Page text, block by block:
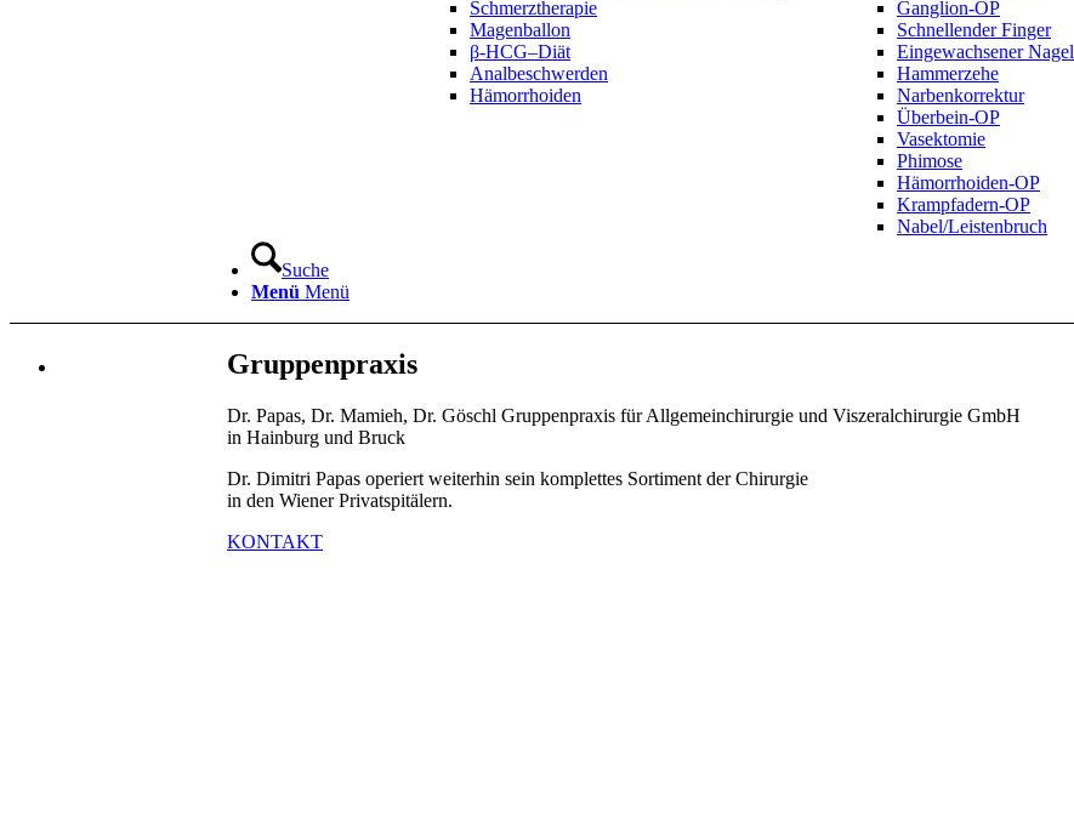
Schmerztherapie
Magenballon
β-HCG–Diät
Analbeschwerden
Hämorrhoiden
Ganglion-OP
Schnellender Finger
Eingewachsener Nagel
Hammerzehe
Narbenkorrektur
Überbein-OP
Vasektomie
Phimose
Hämorrhoiden-OP
Krampfadern-OP
Nabel/Leistenbruch
Suche
Menü Menü
Gruppenpraxis
Dr. Papas, Dr. Mamieh, Dr. Göschl Gruppenpraxis für Allgemeinchirurgie und Viszeralchirurgie GmbH
in Hainburg und Bruck
Dr. Dimitri Papas operiert weiterhin sein komplettes Sortiment der Chirurgie
in den Wiener Privatspitälern.
KONTAKT